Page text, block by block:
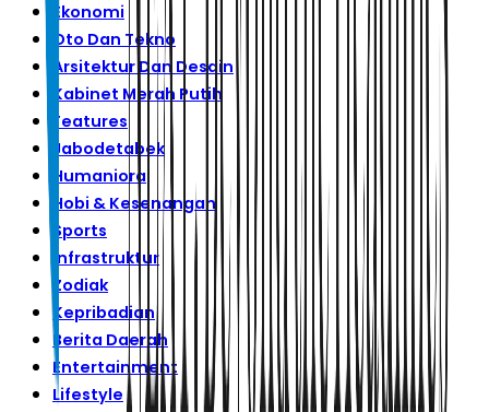
Ekonomi
Oto Dan Tekno
Arsitektur Dan Desain
Kabinet Merah Putih
Features
Jabodetabek
Humaniora
Hobi & Kesenangan
Sports
Infrastruktur
Zodiak
Kepribadian
Berita Daerah
Entertainment
Lifestyle